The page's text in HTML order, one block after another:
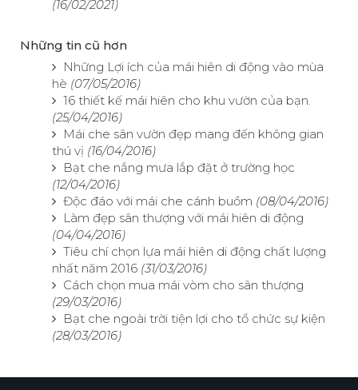
(16/02/2021)
Những tin cũ hơn
Những Lợi ích của mái hiên di động vào mùa
hè (07/05/2016)
16 thiết kế mái hiên cho khu vườn của bạn.
(25/04/2016)
Mái che sân vườn đẹp mang đến không gian
thú vị (16/04/2016)
Bạt che nắng mưa lắp đặt ở trường học
(12/04/2016)
Độc đáo với mái che cánh buồm (08/04/2016)
Làm đẹp sân thượng với mái hiên di động
(04/04/2016)
Tiêu chí chọn lựa mái hiên di động chất lượng
nhất năm 2016 (31/03/2016)
Cách chọn mua mái vòm cho sân thượng
(29/03/2016)
Bạt che ngoài trời tiện lợi cho tổ chức sự kiện
(28/03/2016)